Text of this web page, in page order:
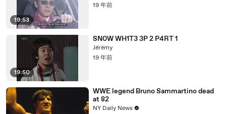
19:53
19 年前
19:50
SN0W WH1T3 3P 2 P4RT 1
Jérémy
19 年前
WWE legend Bruno Sammartino dead
at 82
NY Daily News